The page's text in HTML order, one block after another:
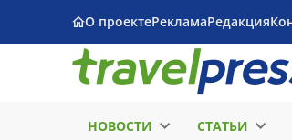
О проектеРекламаРедакция
НОВОСТИ СТАТЬИ